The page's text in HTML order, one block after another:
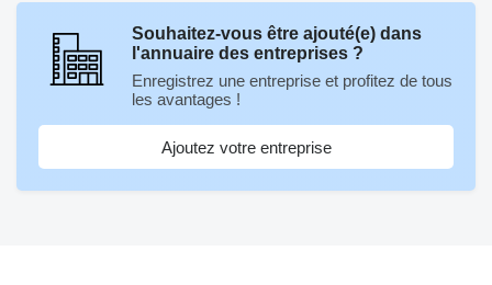
Souhaitez-vous être ajouté(e) dans
l'annuaire des entreprises ?
Enregistrez une entreprise et profitez de tous
les avantages !
Ajoutez votre entreprise